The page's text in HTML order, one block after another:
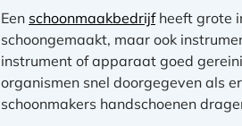
Een schoonmaakbedrijfheeft grote
schoongemaakt, maar ook
instrument of apparaat goed
organismen snel doorgegeven als
schoonmakers handschoenen